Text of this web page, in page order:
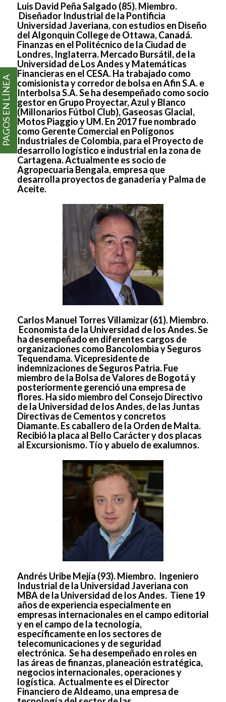
Luis David Peña Salgado (85). Miembro.
Diseñador Industrial de la Pontificia
Universidad Javeriana, con estudios en Diseño
del Algonquin College de Ottawa, Canadá.
Finanzas en el Politécnico de la Ciudad de
Londres, Inglaterra. Mercado Bursátil, de la
Universidad de Los Andes y Matemáticas
Financieras en el CESA. Ha trabajado como
comisionista y corredor de bolsa en Afin S.A. e
Interbolsa S.A. Se ha desempeñado como socio
gestor en Grupo Proyectar, Azul y Blanco
(Millonarios Fútbol Club), Gaseosas Glacial,
Motos Piaggio y UM. En 2017 fue nombrado
como Gerente Comercial en Polígonos
Industriales de Colombia, para el Proyecto de
desarrollo logístico e industrial en la zona de
Cartagena. Actualmente es socio de
Agropecuaria Bengala, empresa que
desarrolla proyectos de ganadería y Palma de
Aceite.
Carlos Manuel Torres Villamizar (61). Miembro.
Economista de la Universidad de los Andes. Se
ha desempeñado en diferentes cargos de
organizaciones como Bancolombia y Seguros
Tequendama. Vicepresidente de
indemnizaciones de Seguros Patria. Fue
miembro de la Bolsa de Valores de Bogotá y
posteriormente gerenció una empresa de
flores. Ha sido miembro del Consejo Directivo
de la Universidad de los Andes, de las Juntas
Directivas de Cementos y concretos
Diamante. Es caballero de la Orden de Malta.
Recibió la placa al Bello Carácter y dos placas
al Excursionismo. Tío y abuelo de exalumnos.
Andrés Uribe Mejía (93). Miembro. Ingeniero
Industrial de la Universidad Javeriana con
MBA de la Universidad de los Andes. Tiene 19
años de experiencia especialmente en
empresas internacionales en el campo editorial
y en el campo de la tecnología,
específicamente en los sectores de
telecomunicaciones y de seguridad
electrónica. Se ha desempeñado en roles en
las áreas de finanzas, planeación estratégica,
negocios internacionales, operaciones y
logística. Actualmente es el Director
Financiero de Aldeamo, una empresa de
PAGOS EN LÍNEA